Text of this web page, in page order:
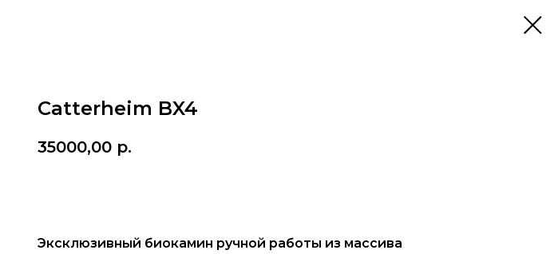
Catterheim BX4
35000,00 р.
Эксклюзивный биокамин ручной работы из массива